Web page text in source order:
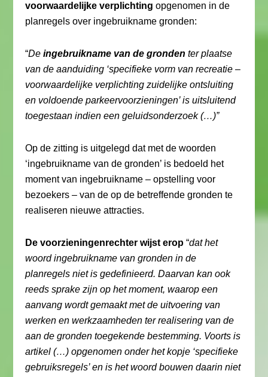
voorwaardelijke verplichting opgenomen in de
planregels over ingebruikname gronden:
“Deingebruikname van de gronden ter plaatse
van de aanduiding ‘specifieke vorm van recreatie –
voorwaardelijke verplichting zuidelijke ontsluiting
en voldoende parkeervoorzieningen’ is uitsluitend
toegestaan indien een geluidsonderzoek (…)”
Op de zitting is uitgelegd dat met de woorden
‘ingebruikname van de gronden’ is bedoeld het
moment van ingebruikname – opstelling voor
bezoekers – van de op de betreffende gronden te
realiseren nieuwe attracties.
De voorzieningenrechter wijst erop “dat het
woord ingebruikname van gronden in de
planregels niet is gedefinieerd. Daarvan kan ook
reeds sprake zijn op het moment, waarop een
aanvang wordt gemaakt met de uitvoering van
werken en werkzaamheden ter realisering van de
aan de gronden toegekende bestemming. Voorts is
artikel (…) opgenomen onder het kopje ‘specifieke
gebruiksregels’ en is het woord bouwen daarin niet